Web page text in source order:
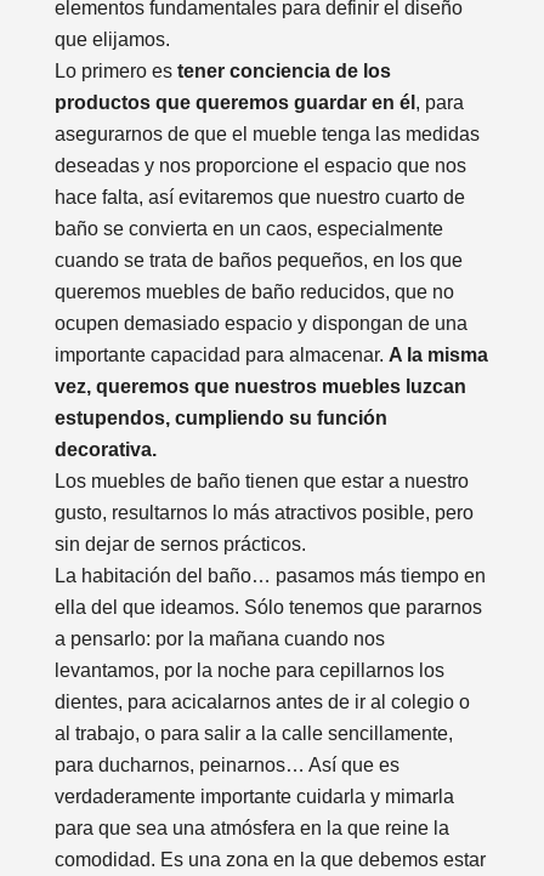
elementos fundamentales para definir el diseño
que elijamos.
Lo primero es tener conciencia de los
productos que queremos guardar en él , para
asegurarnos de que el mueble tenga las medidas
deseadas y nos proporcione el espacio que nos
hace falta, así evitaremos que nuestro cuarto de
baño se convierta en un caos, especialmente
cuando se trata de baños pequeños, en los que
queremos muebles de baño reducidos, que no
ocupen demasiado espacio y dispongan de una
importante capacidad para almacenar. A la misma
vez, queremos que nuestros muebles luzcan
estupendos, cumpliendo su función
decorativa.
Los muebles de baño tienen que estar a nuestro
gusto, resultarnos lo más atractivos posible, pero
sin dejar de sernos prácticos.
La habitación del baño… pasamos más tiempo en
ella del que ideamos. Sólo tenemos que pararnos
a pensarlo: por la mañana cuando nos
levantamos, por la noche para cepillarnos los
dientes, para acicalarnos antes de ir al colegio o
al trabajo, o para salir a la calle sencillamente,
para ducharnos, peinarnos… Así que es
verdaderamente importante cuidarla y mimarla
para que sea una atmósfera en la que reine la
comodidad. Es una zona en la que debemos estar